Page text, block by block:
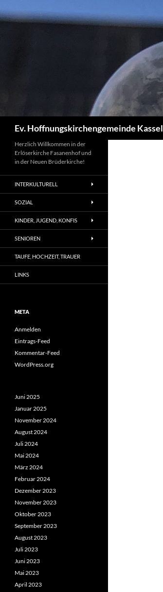
Inhalt
Ev. Hoffnungskirchengemeinde Kassel
Herzlich Willkommen in der
Erlöserkirche Fasanenhof und
in der Neuen Brüderkirche!
INTERKULTURELL
SOZIAL
KINDER, JUGEND, KONFIS
SENIOREN
TAUFE, HOCHZEIT, TRAUER
LINKS
META
Anmelden
Eintrags-Feed
Kommentar-Feed
WordPress.org
Juni 2025
Januar 2025
November 2024
August 2024
Juli 2024
Mai 2024
März 2024
Februar 2024
Dezember 2023
November 2023
Oktober 2023
September 2023
August 2023
Juli 2023
Juni 2023
Mai 2023
April 2023